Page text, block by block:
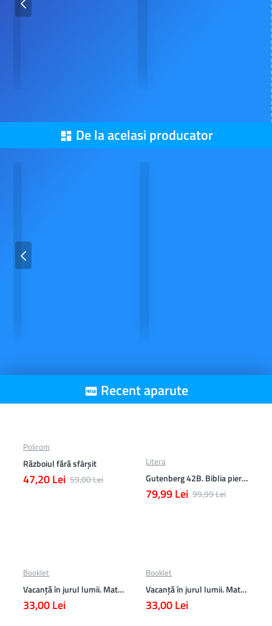
Recent aparute
Polirom
Războiul fără sfârşit
47,20 Lei 59,00 Lei
Litera
Gutenberg 42B. Biblia pierduta
79,99 Lei 99,99 Lei
Booklet
Vacanță în jurul lumii. Matematică clasa a VII-a – EDIȚIA 2026
33,00 Lei
Booklet
Vacanță în jurul lumii. Matematică clasa a VI-a – EDIȚIA 2026
33,00 Lei